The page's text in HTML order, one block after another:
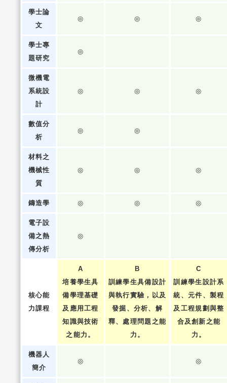
學士論
文
◎ ◎ ◎
學士專
題研究
◎
微機電
系統設
計
◎ ◎ ◎
數值分
析
◎ ◎
材料之
機械性
質
◎ ◎ ◎
鑄造學 ◎ ◎ ◎
電子設
備之熱
傳分析
◎
核心能
力課程
A
培養學生具
備學理基礎
及應用工程
知識與技術
之能力。
B
訓練學生具備設計
與執行實驗，以及
發掘、分析、解
釋、處理問題之能
力。
C
訓練學生設計系
統、元件、製程
及工程規劃與整
合及創新之能
力。
機器人
簡介
◎ ◎